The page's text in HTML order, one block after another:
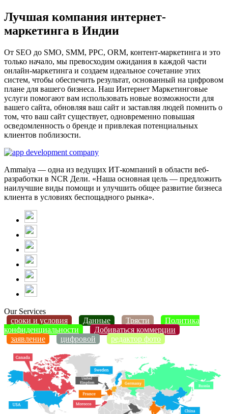
Лучшая компания интернет-
маркетинга в Индии
От SEO до SMO, SMM, PPC, ORM, контент-маркетинга и это
только начало, мы превосходим ожидания в каждой части
онлайн-маркетинга и создаем идеальное сочетание этих
систем, чтобы обеспечить результат, основанный на цифровом
плане для вашего бизнеса. Наш Интернет Маркетинговые
услуги помогают вам использовать новые возможности для
вашего сайта, обновляя ваш сайт и заставляя людей помнить о
том, что ваш сайт существует, одновременно повышая
осведомленность о бренде и привлекая потенциальных
клиентов поблизости.
Ammaiya — одна из ведущих ИТ-компаний в области веб-
разработки в NCR Дели. «Наша основная цель — предложить
наилучшие виды помощи и улучшить общее развитие бизнеса
клиента в условиях беспощадного рынка».
Our Services
сроки и условия
Данные Трясти
Политика
конфиденциальности
Добиваться коммерции
заявление
цифровой редактор фото